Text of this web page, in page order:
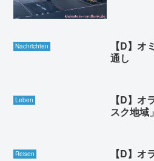
Nachrichten
【D】
通し
Leben
【D】オ
スク地域
Reisen 【D】オ